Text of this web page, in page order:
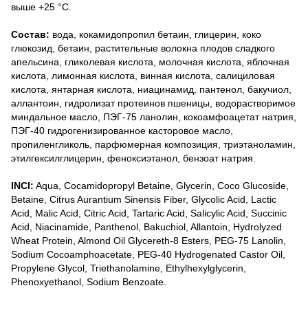
выше +25 °C.
Состав: вода, кокамидопропил бетаин, глицерин, коко
глюкозид, бетаин, растительные волокна плодов сладкого
апельсина, гликолевая кислота, молочная кислота, яблочная
кислота, лимонная кислота, винная кислота, салициловая
кислота, янтарная кислота, ниацинамид, пантенол, бакучиол,
аллантоин, гидролизат протеинов пшеницы, водорастворимое
миндальное масло, ПЭГ-75 ланолин, кокоамфоацетат натрия,
ПЭГ-40 гидрогенизированное касторовое масло,
пропиленгликоль, парфюмерная композиция, триэтаноламин,
этилгексилглицерин, феноксиэтанол, бензоат натрия.
INCI: Aqua, Cocamidopropyl Betaine, Glycerin, Coco Glucoside,
Betaine, Citrus Aurantium Sinensis Fiber, Glycolic Acid, Lactic
Acid, Malic Acid, Citric Acid, Tartaric Acid, Salicylic Acid, Succinic
Acid, Niacinamide, Panthenol, Bakuchiol, Allantoin, Hydrolyzed
Wheat Protein, Almond Oil Glycereth-8 Esters, PEG-75 Lanolin,
Sodium Cocoamphoacetate, PEG-40 Hydrogenated Castor Oil,
Propylene Glycol, Triethanolamine, Ethylhexylglycerin,
Phenoxyethanol, Sodium Benzoate.